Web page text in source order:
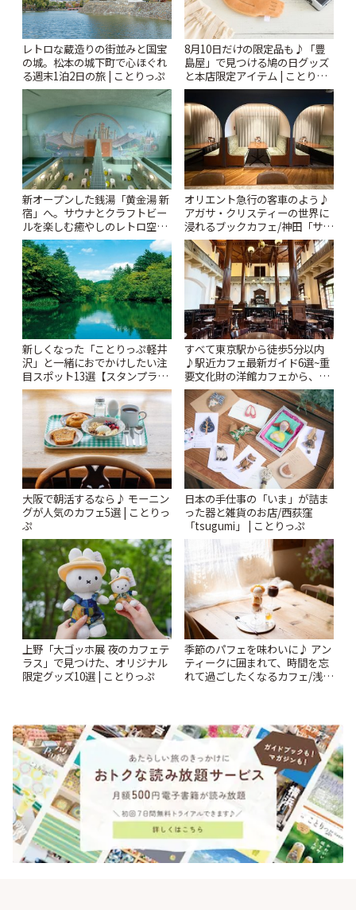
レトロな蔵造りの街並みと国宝
の城。松本の城下町で心ほぐれ
る週末1泊2日の旅 | ことりっぷ
8月10日だけの限定品も♪「豊
島屋」で見つける鳩の日グッズ
と本店限定アイテム | ことりっ
ぷ
新オープンした銭湯「黄金湯 新
宿」へ。サウナとクラフトビー
ルを楽しむ癒やしのレトロ空間
| ことりっぷ
オリエント急行の客車のよう♪
アガサ・クリスティーの世界に
浸れるブックカフェ/神田「サロ
ンクリスティ」 | ことりっぷ
新しくなった「ことりっぷ軽井
沢」と一緒におでかけしたい注
目スポット13選【スタンプラリ
ー開催中】 | ことりっぷ
すべて東京駅から徒歩5分以内
♪駅近カフェ最新ガイド6選~重
要文化財の洋館カフェから、改
札すぐのレトロ喫茶まで~ | こと
りっぷ
大阪で朝活するなら♪ モーニン
グが人気のカフェ5選 | ことりっ
ぷ
日本の手仕事の「いま」が詰ま
った器と雑貨のお店/西荻窪
「tsugumi」 | ことりっぷ
上野「大ゴッホ展 夜のカフェテ
ラス」で見つけた、オリジナル
限定グッズ10選 | ことりっぷ
季節のパフェを味わいに♪ アン
ティークに囲まれて、時間を忘
れて過ごしたくなるカフェ/浅草